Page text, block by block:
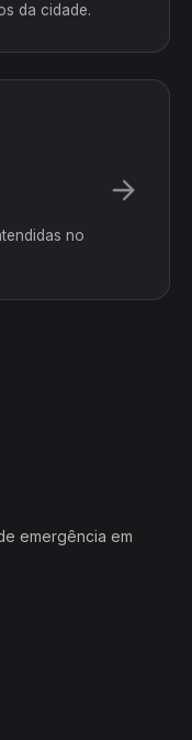
da cidade.
no
emergência em